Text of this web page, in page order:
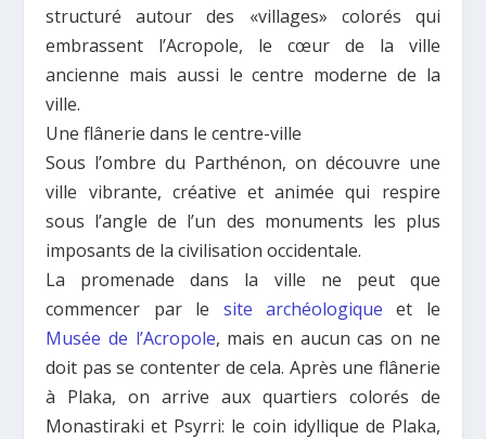
structuré autour des «villages» colorés qui
embrassent l’Acropole, le cœur de la ville
ancienne mais aussi le centre moderne de la
ville.
Une flânerie dans le centre-ville
Sous l’ombre du Parthénon, on découvre une
ville vibrante, créative et animée qui respire
sous l’angle de l’un des monuments les plus
imposants de la civilisation occidentale.
La promenade dans la ville ne peut que
commencer par le site archéologique et le
Musée de l’Acropole, mais en aucun cas on ne
doit pas se contenter de cela. Après une flânerie
à Plaka, on arrive aux quartiers colorés de
Monastiraki et Psyrri: le coin idyllique de Plaka,